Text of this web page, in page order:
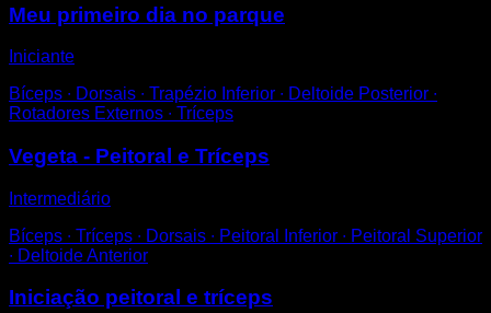
Meu primeiro dia no parque
Iniciante
Bíceps ∙ Dorsais ∙ Trapézio Inferior ∙ Deltoide Posterior ∙
Rotadores Externos ∙ Tríceps
Vegeta - Peitoral e Tríceps
Intermediário
Bíceps ∙ Tríceps ∙ Dorsais ∙ Peitoral Inferior ∙ Peitoral Superior
∙ Deltoide Anterior
Iniciação peitoral e tríceps